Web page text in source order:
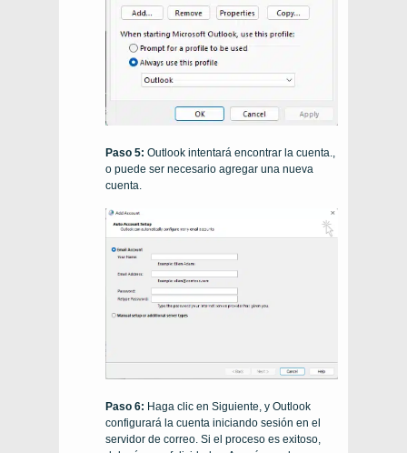
Paso 5: Outlook intentará encontrar la cuenta.,
o puede ser necesario agregar una nueva
cuenta.
Paso 6: Haga clic en Siguiente, y Outlook
configurará la cuenta iniciando sesión en el
servidor de correo. Si el proceso es exitoso,